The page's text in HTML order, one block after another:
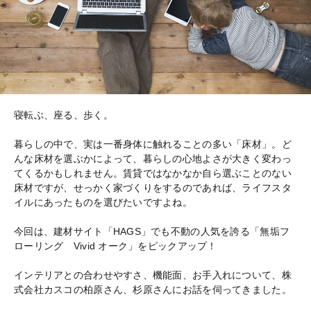
寝転ぶ、座る、歩く。
暮らしの中で、実は一番身体に触れることの多い「床材」。ど
んな床材を選ぶかによって、暮らしの心地よさが大きく変わっ
てくるかもしれません。賃貸ではなかなか自ら選ぶことのない
床材ですが、せっかく家づくりをするのであれば、ライフスタ
イルにあったものを選びたいですよね。
今回は、建材サイト「HAGS」でも不動の人気を誇る「無垢フ
ローリング Vivid オーク」をピックアップ！
インテリアとの合わせやすさ、機能面、お手入れについて、株
式会社カスコの柏原さん、杉原さんにお話を伺ってきました。